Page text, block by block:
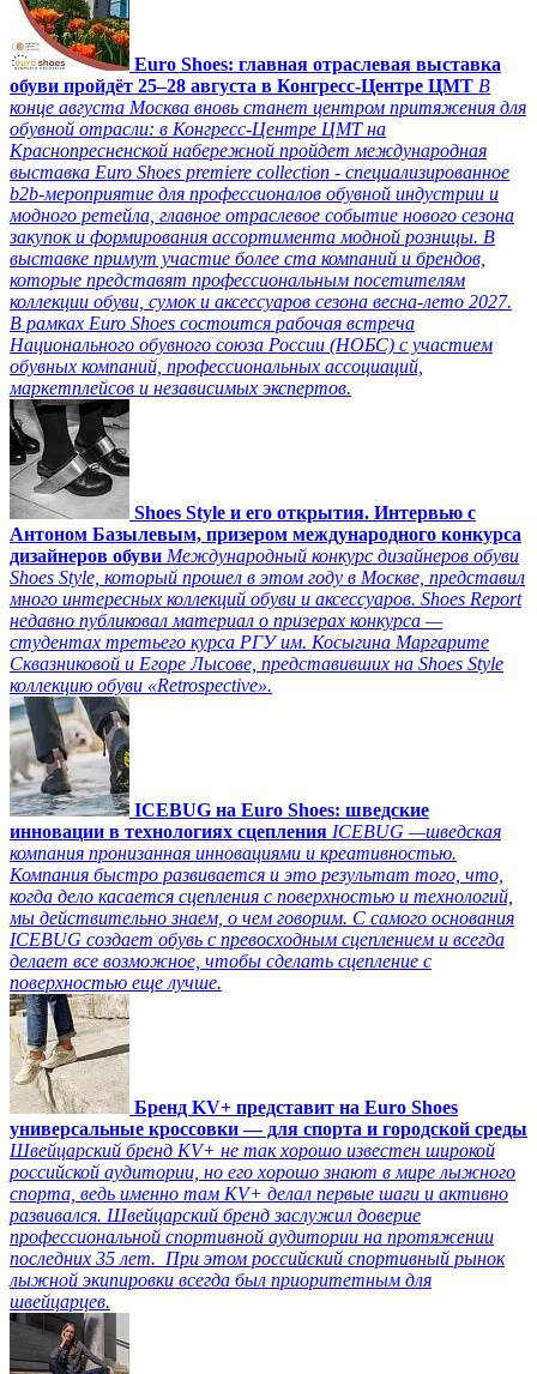
Euro Shoes: главная отраслевая выставка
обуви пройдёт 25–28 августа в Конгресс‑Центре ЦМТ В
конце августа Москва вновь станет центром притяжения для
обувной отрасли: в Конгресс-Центре ЦМТ на
Краснопресненской набережной пройдет международная
выставка Euro Shoes premiere collection - специализированное
b2b-мероприятие для профессионалов обувной индустрии и
модного ретейла, главное отраслевое событие нового сезона
закупок и формирования ассортимента модной розницы. В
выставке примут участие более ста компаний и брендов,
которые представят профессиональным посетителям
коллекции обуви, сумок и аксессуаров сезона весна-лето 2027.
В рамках Euro Shoes состоится рабочая встреча
Национального обувного союза России (НОБС) с участием
обувных компаний, профессиональных ассоциаций,
маркетплейсов и независимых экспертов.
Shoes Style и его открытия. Интервью с
Антоном Базылевым, призером международного конкурса
дизайнеров обуви Международный конкурс дизайнеров обуви
Shoes Style, который прошел в этом году в Москве, представил
много интересных коллекций обуви и аксессуаров. Shoes Report
недавно публиковал материал о призерах конкурса —
студентах третьего курса РГУ им. Косыгина Маргарите
Сквазниковой и Егоре Лысове, представивших на Shoes Style
коллекцию обуви «Retrospective».
ICEBUG на Euro Shoes: шведские
инновации в технологиях сцепления ICEBUG —шведская
компания пронизанная инновациями и креативностью.
Компания быстро развивается и это результат того, что,
когда дело касается сцепления с поверхностью и технологий,
мы действительно знаем, о чем говорим. С самого основания
ICEBUG создает обувь с превосходным сцеплением и всегда
делает все возможное, чтобы сделать сцепление с
поверхностью еще лучше.
Бренд KV+ представит на Euro Shoes
универсальные кроссовки — для спорта и городской среды
Швейцарский бренд KV+ не так хорошо известен широкой
российской аудитории, но его хорошо знают в мире лыжного
спорта, ведь именно там KV+ делал первые шаги и активно
развивался. Швейцарский бренд заслужил доверие
профессиональной спортивной аудитории на протяжении
последних 35 лет. При этом российский спортивный рынок
лыжной экипировки всегда был приоритетным для
швейцарцев.